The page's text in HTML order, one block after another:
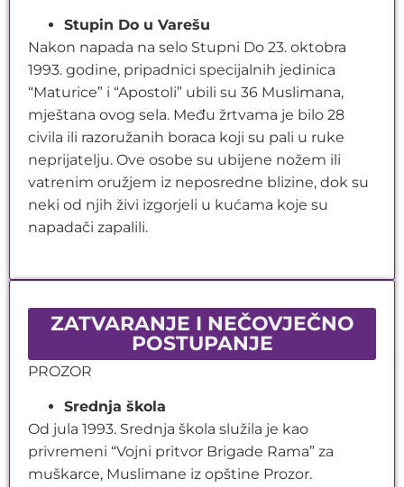
Stupin Do u Varešu
Nakon napada na selo Stupni Do 23. oktobra
1993. godine, pripadnici specijalnih jedinica
“Maturice” i “Apostoli” ubili su 36 Muslimana,
mještana ovog sela. Među žrtvama je bilo 28
civila ili razoružanih boraca koji su pali u ruke
neprijatelju. Ove osobe su ubijene nožem ili
vatrenim oružjem iz neposredne blizine, dok su
neki od njih živi izgorjeli u kućama koje su
napadači zapalili.
ZATVARANJE I NEČOVJEČNO
POSTUPANJE
PROZOR
Srednja škola
Od jula 1993. Srednja škola služila je kao
privremeni “Vojni pritvor Brigade Rama” za
muškarce, Muslimane iz opštine Prozor.